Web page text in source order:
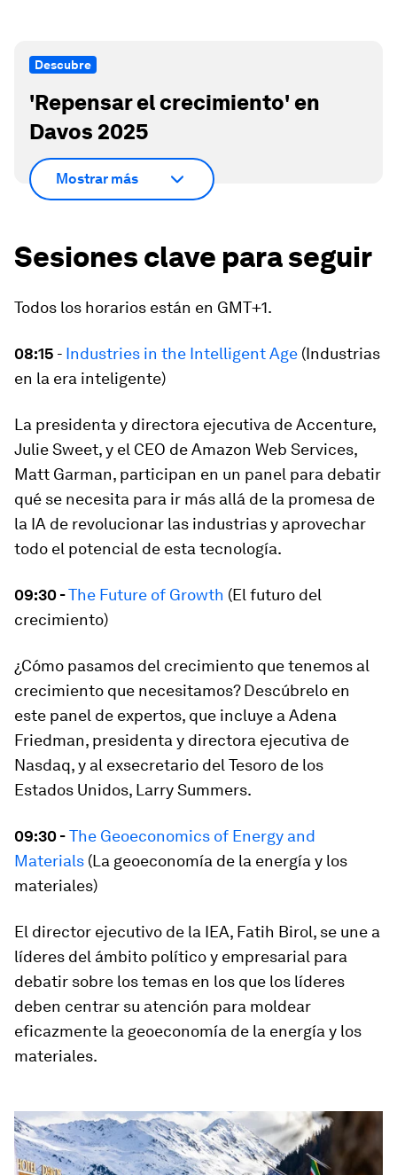
Descubre
'Repensar el crecimiento' en
Davos 2025
Mostrar más
Sesiones clave para seguir
Todos los horarios están en GMT+1.
08:15 - Industries in the Intelligent Age (Industrias
en la era inteligente)
La presidenta y directora ejecutiva de Accenture,
Julie Sweet, y el CEO de Amazon Web Services,
Matt Garman, participan en un panel para debatir
qué se necesita para ir más allá de la promesa de
la IA de revolucionar las industrias y aprovechar
todo el potencial de esta tecnología.
09:30 -The Future of Growth (El futuro del
crecimiento)
¿Cómo pasamos del crecimiento que tenemos al
crecimiento que necesitamos? Descúbrelo en
este panel de expertos, que incluye a Adena
Friedman, presidenta y directora ejecutiva de
Nasdaq, y al exsecretario del Tesoro de los
Estados Unidos, Larry Summers.
09:30 -The Geoeconomics of Energy and
Materials (La geoeconomía de la energía y los
materiales)
El director ejecutivo de la IEA, Fatih Birol, se une a
líderes del ámbito político y empresarial para
debatir sobre los temas en los que los líderes
deben centrar su atención para moldear
eficazmente la geoeconomía de la energía y los
materiales.